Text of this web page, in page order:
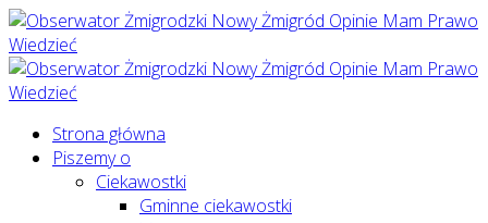
Strona główna
Piszemy o
Ciekawostki
Gminne ciekawostki